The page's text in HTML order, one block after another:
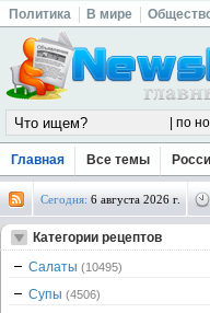
Политика В мире
Главная Все темы
Сегодня: 6 августа 2026 г.
Категории рецептов
Салаты (10495)
Супы (4506)